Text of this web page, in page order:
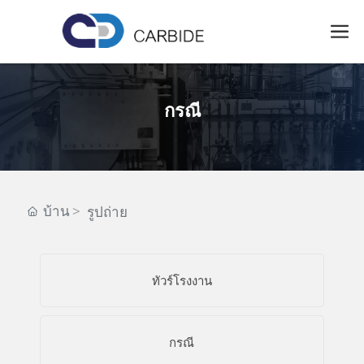
กรณี
บ้าน รูปถ่าย
ทัวร์โรงงาน
กรณี